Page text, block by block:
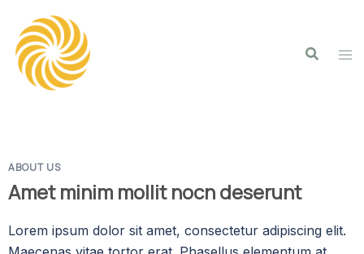
ABOUT US
Amet minim mollit nocn deserunt
Lorem ipsum dolor sit amet, consectetur adipiscing elit.